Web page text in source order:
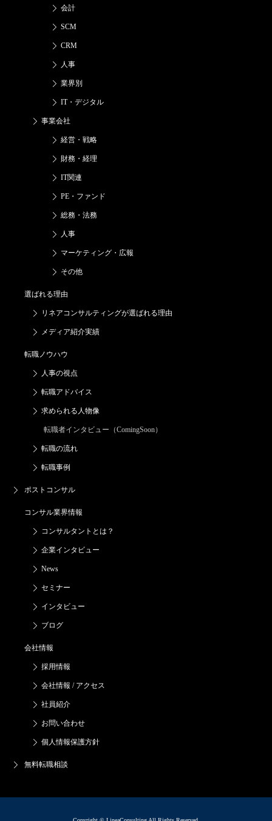
会計
SCM
CRM
人事
業界別
IT・デジタル
事業会社
経営・戦略
財務・経理
IT関連
PE・ファンド
総務・法務
人事
マーケティング・広報
その他
選ばれる理由
リネアコンサルティングが選ばれる理由
メディア紹介実績
転職ノウハウ
人事の視点
転職アドバイス
求められる人物像
転職者インタビュー（ComingSoon）
転職の流れ
転職事例
ポストコンサル
コンサル業界情報
コンサルタントとは？
企業インタビュー
News
セミナー
インタビュー
ブログ
会社情報
採用情報
会社情報 / アクセス
社員紹介
お問い合わせ
個人情報保護方針
無料転職相談